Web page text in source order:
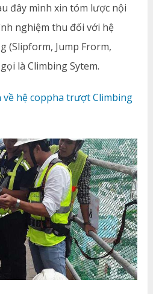
đây mình xin tóm lược nội
nghiệm thu đối với hệ
(Slipform, Jump Frorm,
là Climbing Sytem.
về hệ coppha trượt Climbing